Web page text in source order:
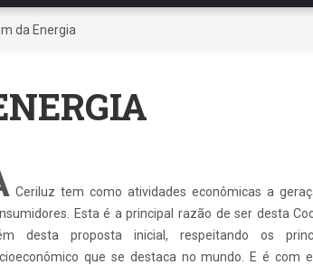
da Energia
Ceriluz tem como atividades econômicas a
Esta é a principal razão de ser desta
desta proposta inicial, respeitando os
que se destaca no mundo. E é com